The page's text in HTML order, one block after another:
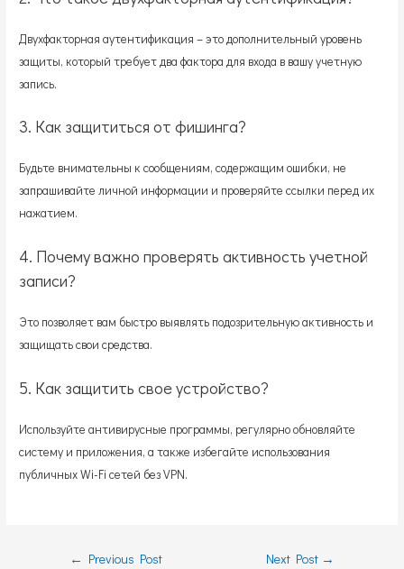
Двухфакторная аутентификация – это дополнительный уровень
защиты, который требует два фактора для входа в вашу учетную
запись.
3. Как защититься от фишинга?
Будьте внимательны к сообщениям, содержащим ошибки, не
запрашивайте личной информации и проверяйте ссылки перед их
нажатием.
4. Почему важно проверять активность учетной
записи?
Это позволяет вам быстро выявлять подозрительную активность и
защищать свои средства.
5. Как защитить свое устройство?
Используйте антивирусные программы, регулярно обновляйте
систему и приложения, а также избегайте использования
публичных Wi-Fi сетей без VPN.
← Previous Post Next Post →